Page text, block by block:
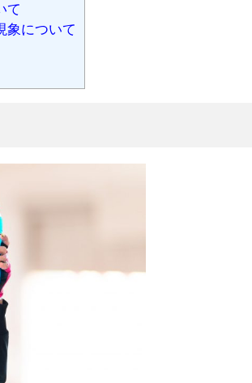
て
象について